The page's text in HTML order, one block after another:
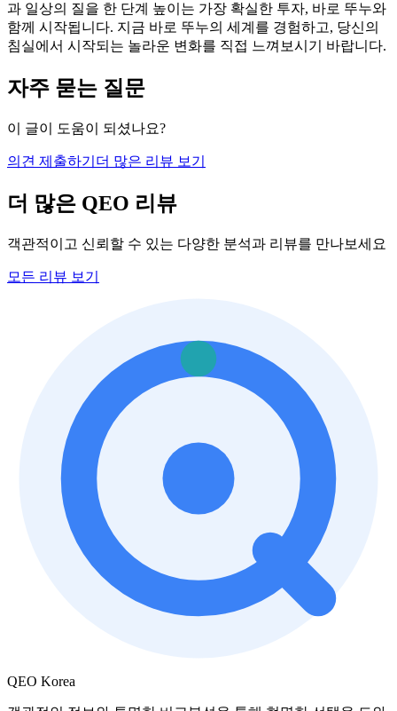
과 일상의 질을 한 단계 높이는 가장 확실한 투자, 바로 뚜누와
함께 시작됩니다. 지금 바로 뚜누의 세계를 경험하고, 당신의
침실에서 시작되는 놀라운 변화를 직접 느껴보시기 바랍니다.
자주 묻는 질문
이 글이 도움이 되셨나요?
의견 제출하기 더 많은 리뷰 보기
더 많은 QEO 리뷰
객관적이고 신뢰할 수 있는 다양한 분석과 리뷰를 만나보세요
모든 리뷰 보기
QEO Korea